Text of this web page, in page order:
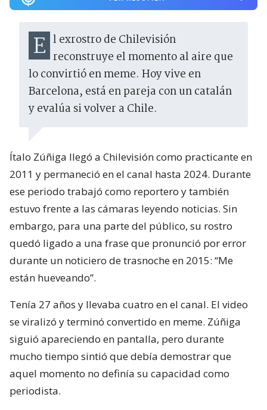
El exrostro de Chilevisión reconstruye el momento al aire que
lo convirtió en meme. Hoy vive en
Barcelona, está en pareja con un catalán
y evalúa si volver a Chile.
Ítalo Zúñiga llegó a Chilevisión como practicante en
2011 y permaneció en el canal hasta 2024. Durante
ese periodo trabajó como reportero y también
estuvo frente a las cámaras leyendo noticias. Sin
embargo, para una parte del público, su rostro
quedó ligado a una frase que pronunció por error
durante un noticiero de trasnoche en 2015: “Me
están hueveando”.
Tenía 27 años y llevaba cuatro en el canal. El video
se viralizó y terminó convertido en meme. Zúñiga
siguió apareciendo en pantalla, pero durante
mucho tiempo sintió que debía demostrar que
aquel momento no definía su capacidad como
periodista.